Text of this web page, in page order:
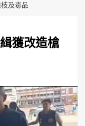
及毒品
獲改造槍